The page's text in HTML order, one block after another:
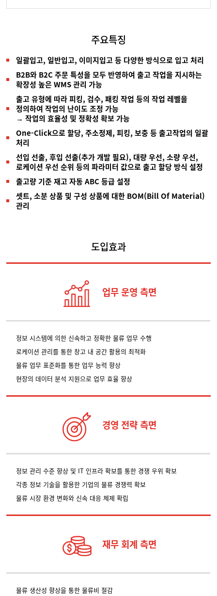
주요특징
일괄입고, 일반입고, 이미지입고 등 다양한 방식으로 입고 처리
B2B와 B2C 주문 특성을 모두 반영하여 출고 작업을 지시하는
확장성 높은 WMS 관리 가능
출고 유형에 따라 피킹, 검수, 패킹 작업 등의 작업 레벨을
정의하여 작업의 난이도 조정 가능
→ 작업의 효율성 및 정확성 확보 가능
One-Click으로 할당, 주소정제, 피킹, 보충 등 출고작업의 일괄
처리
선입 선출, 후입 선출(추가 개발 필요), 대량 우선, 소량 우선,
로케이션 우선 순위 등의 파라미터 값으로 출고 할당 방식 설정
출고량 기준 재고 자동 ABC 등급 설정
셋트, 소분 상품 및 구성 상품에 대한 BOM(Bill Of Material)
관리
도입효과
업무 운영 측면
정보 시스템에 의한 신속하고 정확한 물류 업무 수행
로케이션 관리를 통한 창고 내 공간 활용의 최적화
물류 업무 표준화를 통한 업무 능력 향상
현장의 데이터 분석 지원으로 업무 효율 향상
경영 전략 측면
정보 관리 수준 향상 및 IT 인프라 확보를 통한 경쟁 우위 확보
각종 정보 기술을 활용한 기업의 물류 경쟁력 확보
물류 시장 환경 변화와 신속 대응 체제 확립
재무 회계 측면
물류 생산성 향상을 통한 물류비 절감